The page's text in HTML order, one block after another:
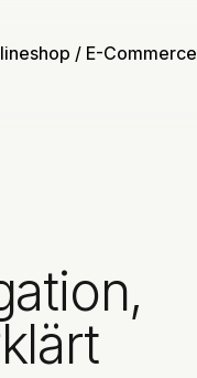
/ E-Commerce